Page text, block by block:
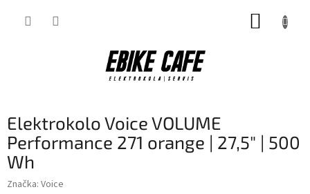
Elektrokolo Voice VOLUME
Performance 271 orange | 27,5" | 500
Wh
Značka: Voice